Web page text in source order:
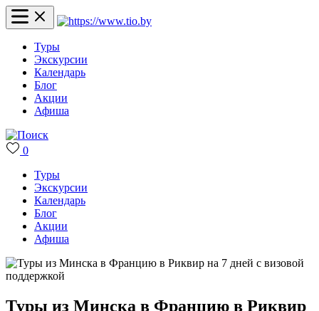
Туры
Экскурсии
Календарь
Блог
Акции
Афиша
0
Туры
Экскурсии
Календарь
Блог
Акции
Афиша
Туры из Минска в Францию в Риквир